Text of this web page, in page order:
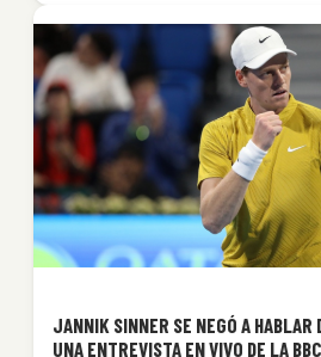
JANNIK SINNER SE NEGÓ A HABLAR
UNA ENTREVISTA EN VIVO DE LA BBC